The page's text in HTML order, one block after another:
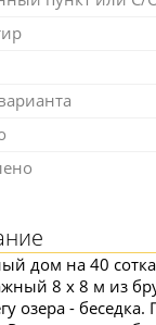
дом на 40
8 х 8 м из
озера -